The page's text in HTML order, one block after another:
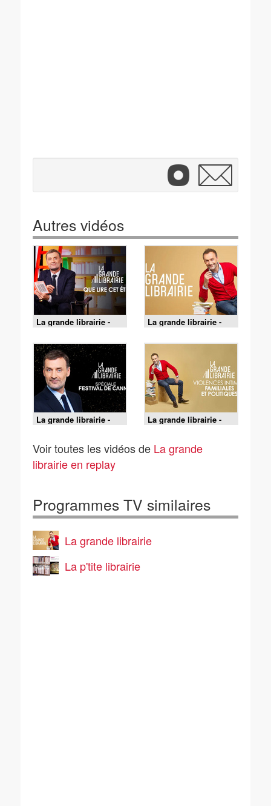
Autres vidéos
La grande librairie -
17/06/2026
La grande librairie -
27/05/2026
La grande librairie -
20/05/2026
La grande librairie -
13/05/2026
Voir toutes les vidéos de La grande
librairie en replay
Programmes TV similaires
La grande librairie
La p'tite librairie